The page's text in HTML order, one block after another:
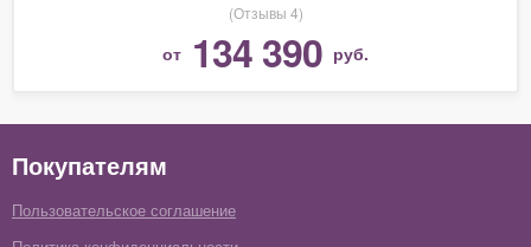
(Отзывы 4)
от 134 390 руб.
Покупателям
Пользовательское соглашение